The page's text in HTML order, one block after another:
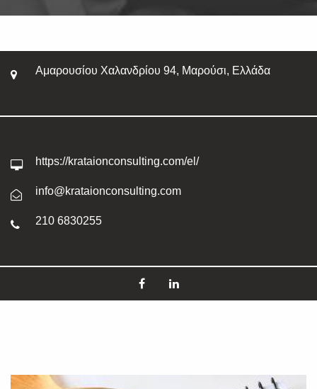
Αμαρουσίου Χαλανδρίου 94, Μαρούσι, Ελλάδα
https://krataionconsulting.com/el/
info@krataionconsulting.com
210 6830255